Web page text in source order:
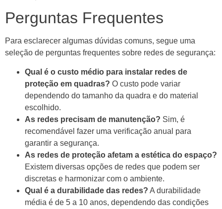
Perguntas Frequentes
Para esclarecer algumas dúvidas comuns, segue uma
seleção de perguntas frequentes sobre redes de segurança:
Qual é o custo médio para instalar redes de
proteção em quadras? O custo pode variar
dependendo do tamanho da quadra e do material
escolhido.
As redes precisam de manutenção? Sim, é
recomendável fazer uma verificação anual para
garantir a segurança.
As redes de proteção afetam a estética do espaço?
Existem diversas opções de redes que podem ser
discretas e harmonizar com o ambiente.
Qual é a durabilidade das redes? A durabilidade
média é de 5 a 10 anos, dependendo das condições